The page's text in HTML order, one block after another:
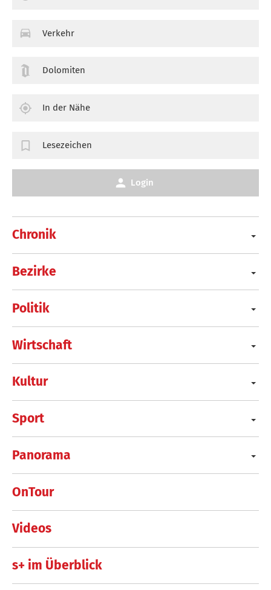
Chronik
Bezirke
Politik
Wirtschaft
Kultur
Sport
Panorama
OnTour
Videos
s+ im Überblick
Verkehr
Dolomiten
In der Nähe
Lesezeichen
Login